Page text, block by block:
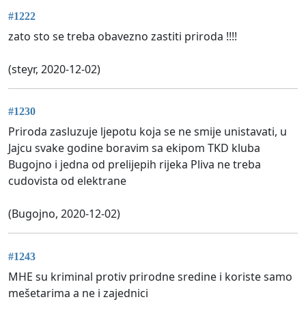
#1222
zato sto se treba obavezno zastiti priroda !!!!
(steyr, 2020-12-02)
#1230
Priroda zasluzuje ljepotu koja se ne smije unistavati, u
Jajcu svake godine boravim sa ekipom TKD kluba
Bugojno i jedna od prelijepih rijeka Pliva ne treba
cudovista od elektrane
(Bugojno, 2020-12-02)
#1243
MHE su kriminal protiv prirodne sredine i koriste samo
mešetarima a ne i zajednici